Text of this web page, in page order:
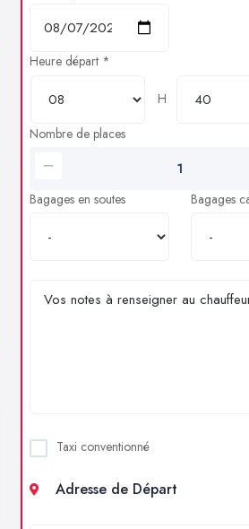
Heure départ *
H
Nombre de places
Bagages en soutes Bagages
Taxi conventionné
Adresse de Départ